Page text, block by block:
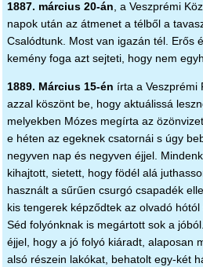
1887. március 20-án, a Veszprémi
napok után az átmenet a télből a
Csalódtunk. Most van igazán tél. Erős
kemény foga azt sejteti, hogy nem
1889. Március 15-én írta a Veszprémi
azzal köszönt be, hogy aktuálissá
melyekben Mózes megírta az
e héten az egeknek csatornái s úgy
negyven nap és negyven éjjel.
kihajtott, sietett, hogy födél alá
használt a sűrűen csurgó csapadék
kis tengerek képződtek az olvadó
Séd folyónknak is megártott sok a
éjjel, hogy a jó folyó kiáradt, alaposan
alsó részein lakókat, behatolt egy-két